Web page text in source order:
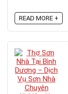
READ MORE +